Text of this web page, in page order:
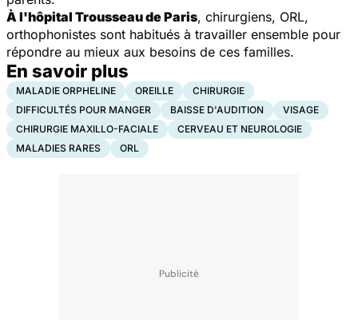
À l'hôpital Trousseau de Paris, chirurgiens, ORL,
orthophonistes sont habitués à travailler ensemble pour
répondre au mieux aux besoins de ces familles.
En savoir plus
MALADIE ORPHELINE OREILLE
CHIRURGIE
DIFFICULTÉS POUR MANGER
BAISSE D'AUDITION
VISAGE
CHIRURGIE MAXILLO-FACIALE
CERVEAU ET NEUROLOGIE
MALADIES RARES
ORL